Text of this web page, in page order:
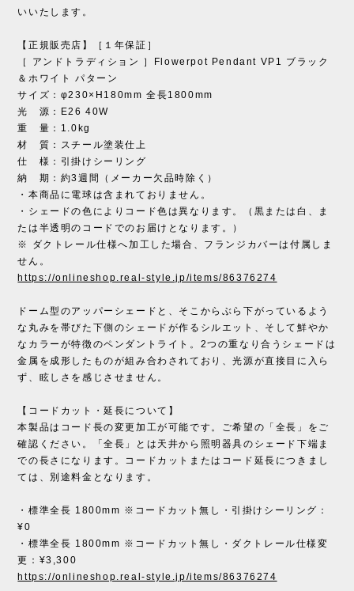
いいたします。
【正規販売店】［１年保証］
［ アンドトラディション ］Flowerpot Pendant VP1 ブラック
＆ホワイト パターン
サイズ：φ230×H180mm 全長1800mm
光 源：E26 40W
重 量：1.0kg
材 質：スチール塗装仕上
仕 様：引掛けシーリング
納 期：約3週間（メーカー欠品時除く）
・本商品に電球は含まれておりません。
・シェードの色によりコード色は異なります。（黒または白、ま
たは半透明のコードでのお届けとなります。）
※ ダクトレール仕様へ加工した場合、フランジカバーは付属しま
せん。
https://onlineshop.real-style.jp/items/86376274
ドーム型のアッパーシェードと、そこからぶら下がっているよう
な丸みを帯びた下側のシェードが作るシルエット、そして鮮やか
なカラーが特徴のペンダントライト。2つの重なり合うシェードは
金属を成形したものが組み合わされており、光源が直接目に入ら
ず、眩しさを感じさせません。
【コードカット・延長について】
本製品はコード長の変更加工が可能です。ご希望の「全長」をご
確認ください。「全長」とは天井から照明器具のシェード下端ま
での長さになります。コードカットまたはコード延長につきまし
ては、別途料金となります。
・標準全長 1800mm ※コードカット無し・引掛けシーリング：
¥0
・標準全長 1800mm ※コードカット無し・ダクトレール仕様変
更：¥3,300
https://onlineshop.real-style.jp/items/86376274